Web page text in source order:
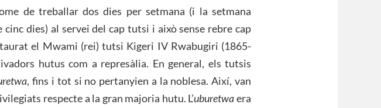
de treballar dos dies per setmana (i la setmana
dies) al servei del cap tutsi i això sense rebre cap
el Mwami (rei) tutsi Kigeri IV Rwabugiri (1865-
hutus com a represàlia. En general, els tutsis
, fins i tot si no pertanyien a la noblesa. Així, van
respecte a la gran majoria hutu. L’uburetwaera